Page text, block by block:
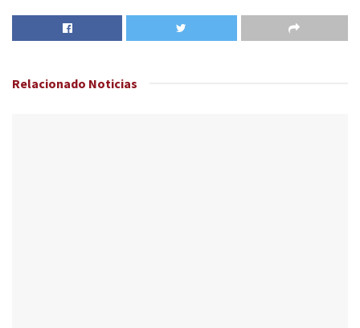
Relacionado Noticias